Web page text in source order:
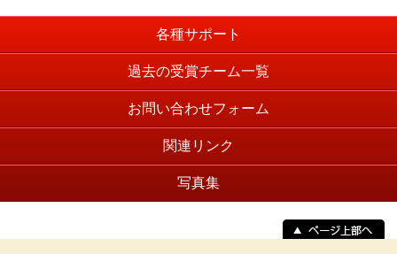
各種サポート
過去の受賞チーム一覧
お問い合わせフォーム
関連リンク
写真集